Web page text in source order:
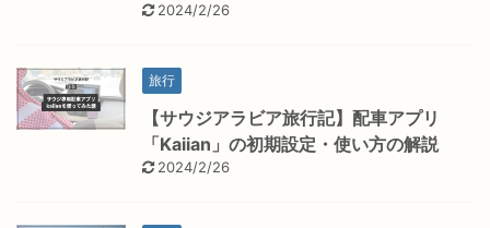
2024/2/26
旅行
【サウジアラビア旅行記】配車アプリ
「Kaiian」の初期設定・使い方の解説
2024/2/26